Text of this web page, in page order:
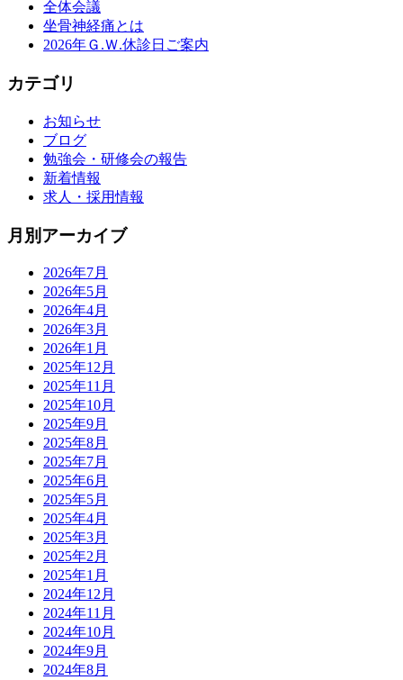
全体会議
坐骨神経痛とは
2026年Ｇ.Ｗ.休診日ご案内
カテゴリ
お知らせ
ブログ
勉強会・研修会の報告
新着情報
求人・採用情報
月別アーカイブ
2026年7月
2026年5月
2026年4月
2026年3月
2026年1月
2025年12月
2025年11月
2025年10月
2025年9月
2025年8月
2025年7月
2025年6月
2025年5月
2025年4月
2025年3月
2025年2月
2025年1月
2024年12月
2024年11月
2024年10月
2024年9月
2024年8月